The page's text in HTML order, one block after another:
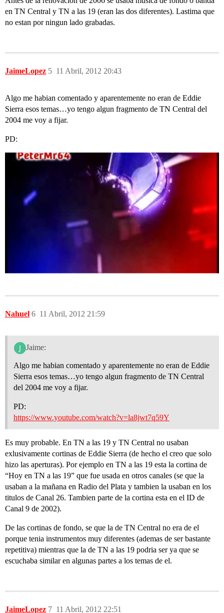
en TN Central y TN a las 19 (eran las dos diferentes). Lastima que
no estan por ningun lado grabadas.
JaimeLopez 11 Abril, 2012 20:43
5
Algo me habian comentado y aparentemente no eran de Eddie
Sierra esos temas…yo tengo algun fragmento de TN Central del
2004 me voy a fijar.
PD:
Nahuel 11 Abril, 2012 21:59
6
Jaime:
Algo me habian comentado y aparentemente no eran de Eddie
Sierra esos temas…yo tengo algun fragmento de TN Central
del 2004 me voy a fijar.
PD:
https://www.youtube.com/watch?v=la8jwt7q59Y
Es muy probable. En TN a las 19 y TN Central no usaban
exlusivamente cortinas de Eddie Sierra (de hecho el creo que solo
hizo las aperturas). Por ejemplo en TN a las 19 esta la cortina de
“Hoy en TN a las 19” que fue usada en otros canales (se que la
usaban a la mañana en Radio del Plata y tambien la usaban en los
titulos de Canal 26. Tambien parte de la cortina esta en el ID de
Canal 9 de 2002).
De las cortinas de fondo, se que la de TN Central no era de el
porque tenia instrumentos muy diferentes (ademas de ser bastante
repetitiva) mientras que la de TN a las 19 podria ser ya que se
escuchaba similar en algunas partes a los temas de el.
JaimeLopez 11 Abril, 2012 22:51
7